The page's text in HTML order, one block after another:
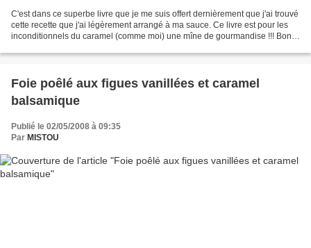
C'est dans ce superbe livre que je me suis offert dernièrement que j'ai trouvé
cette recette que j'ai légèrement arrangé à ma sauce. Ce livre est pour les
inconditionnels du caramel (comme moi) une mîne de gourmandise !!! Bon
Foie poêlé aux figues vanillées et caramel
balsamique
Publié le 02/05/2008 à 09:35
Par MISTOU